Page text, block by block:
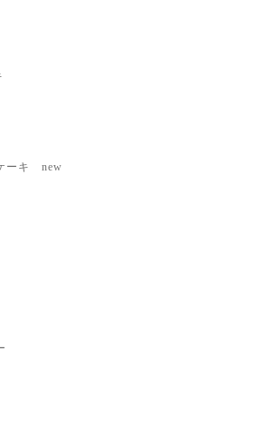
ーキ new